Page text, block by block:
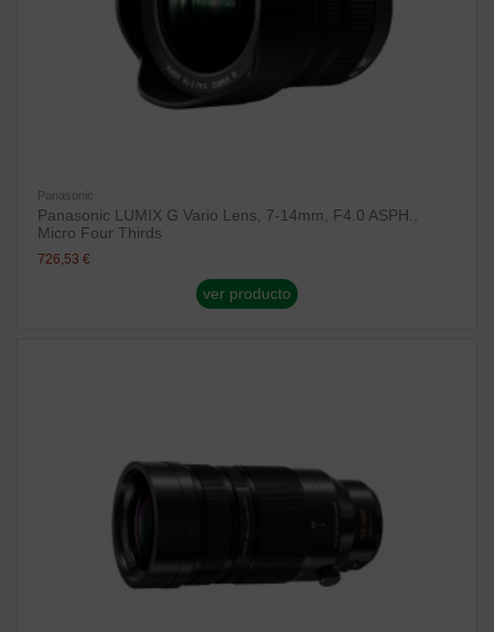
Panasonic
Panasonic LUMIX G Vario Lens, 7-14mm, F4.0 ASPH.,
Micro Four Thirds
726,53 €
ver producto